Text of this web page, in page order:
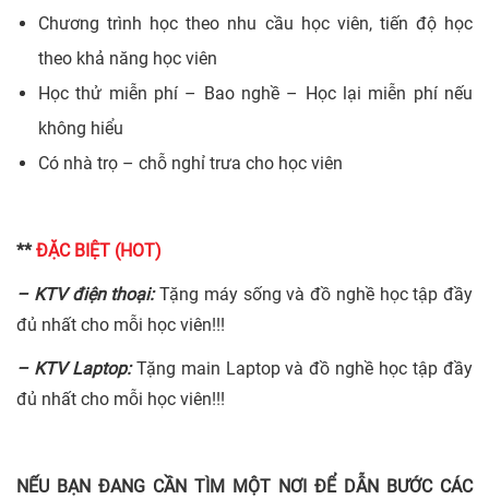
Chương trình học theo nhu cầu học viên, tiến độ học
theo khả năng học viên
Học thử miễn phí – Bao nghề – Học lại miễn phí nếu
không hiểu
Có nhà trọ – chỗ nghỉ trưa cho học viên
**ĐẶC BIỆT (HOT)
– KTV điện thoại: Tặng máy sống và đồ nghề học tập đầy
đủ nhất cho mỗi học viên!!!
– KTV Laptop:Tặng main Laptop và đồ nghề học tập đầy
đủ nhất cho mỗi học viên!!!
NẾU BẠN ĐANG CẦN TÌM MỘT NƠI ĐỂ DẪN BƯỚC CÁC